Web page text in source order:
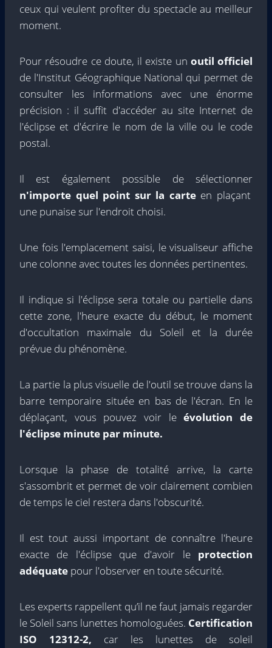
ceux qui veulent profiter du spectacle au meilleur
moment.
Pour résoudre ce doute, il existe un outil officiel
de l'Institut Géographique National qui permet de
consulter les informations avec une énorme
précision : il suffit d'accéder au site Internet de
l'éclipse et d'écrire le nom de la ville ou le code
postal.
Il est également possible de sélectionner
n'importe quel point sur la carteen plaçant
une punaise sur l'endroit choisi.
Une fois l'emplacement saisi, le visualiseur affiche
une colonne avec toutes les données pertinentes.
Il indique si l'éclipse sera totale ou partielle dans
cette zone, l'heure exacte du début, le moment
d'occultation maximale du Soleil et la durée
prévue du phénomène.
La partie la plus visuelle de l'outil se trouve dans la
barre temporaire située en bas de l'écran. En le
déplaçant, vous pouvez voir leévolution de
l'éclipse minute par minute.
Lorsque la phase de totalité arrive, la carte
s'assombrit et permet de voir clairement combien
de temps le ciel restera dans l'obscurité.
Il est tout aussi important de connaître l'heure
exacte de l'éclipse que d'avoir leprotection
adéquate pour l'observer en toute sécurité.
Les experts rappellent qu’il ne faut jamais regarder
le Soleil sans lunettes homologuées. Certification
ISO 12312-2, car les lunettes de soleil